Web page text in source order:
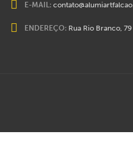
E-MAIL:
ENDEREÇO: Rua Rio Branco,